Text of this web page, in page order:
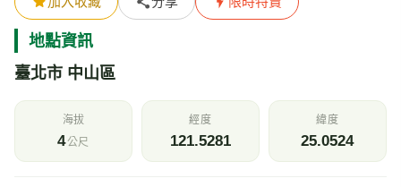
地點資訊
臺北市 中山區
海拔
4公尺
經度
121.5281
緯度
25.0524